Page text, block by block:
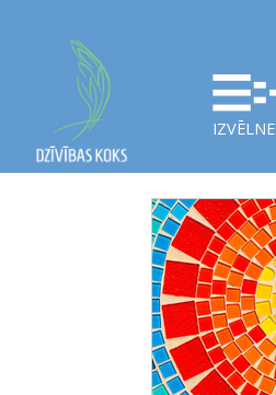
IZVĒLNE